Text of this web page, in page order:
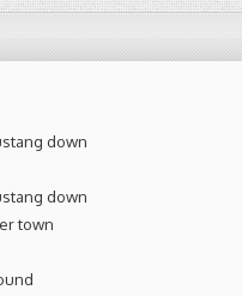
down
down
town